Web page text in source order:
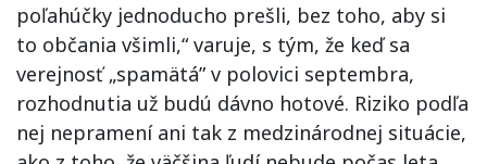
poľahúčky jednoducho prešli, bez toho, aby si
to občania všimli,“ varuje, s tým, že keď sa
verejnosť „spamätá” v polovici septembra,
rozhodnutia už budú dávno hotové. Riziko podľa
nej nepramení ani tak z medzinárodnej situácie,